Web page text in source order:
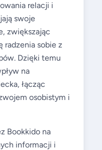
relacji i
swoje
zwiększając
radzenia sobie z
Dzięki temu
na
łącząc
osobistym i
Bookkido na
informacji i